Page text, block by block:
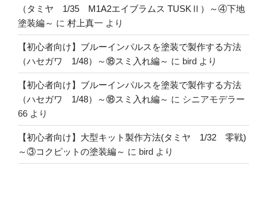
（タミヤ 1/35 M1A2エイブラムス TUSKⅡ）～④下地
塗装編～ に 村上真一 より
【初心者向け】ブルーインパルスを塗装で製作する方法
（ハセガワ 1/48）～⑱スミ入れ編～ に bird より
【初心者向け】ブルーインパルスを塗装で製作する方法
（ハセガワ 1/48）～⑱スミ入れ編～ に シニアモデラー
66 より
【初心者向け】大型キット製作方法(タミヤ 1/32 零戦)
～③コクピットの塗装編～ に bird より